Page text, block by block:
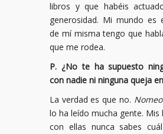
libros y que habéis
generosidad. Mi mundo es
de mí misma tengo que
que me rodea.
P. ¿No te ha supuesto
con nadie ni ninguna queja
La verdad es que no.
lo ha leído mucha gente. Mis
con ellas nunca sabes